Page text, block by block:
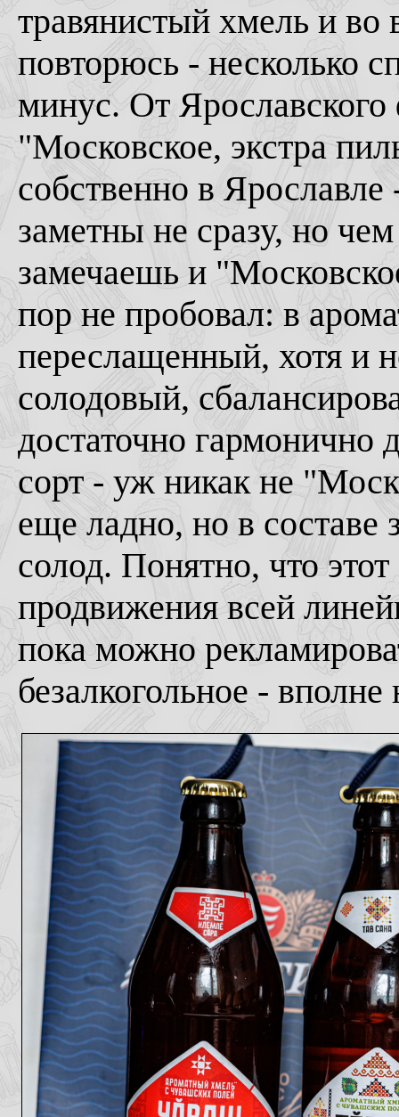
травянистый хмель и
повторюсь - несколько
минус. От
"Московское, экстра
собственно в Ярославле
заметны не сразу, но
замечаешь и
пор не пробовал: в
переслащенный, хотя и
солодовый,
достаточно гармонично
сорт - уж никак не
еще ладно, но в составе
солод. Понятно, что
продвижения всей
пока можно
безалкогольное - вполне